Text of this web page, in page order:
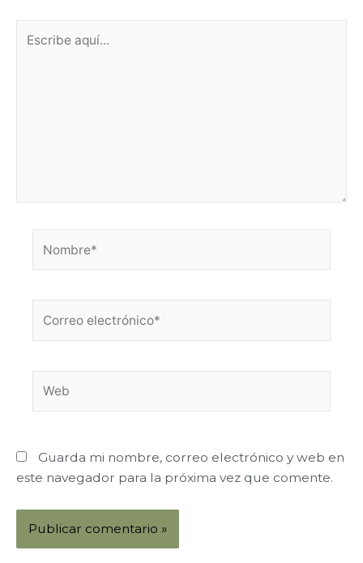
aquí...
electrónico*
Guarda mi nombre, correo electrónico y web en
este navegador para la próxima vez que comente.